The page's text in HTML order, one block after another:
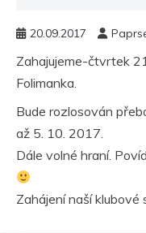
20.09.2017
Zahajujeme-čtvrtek
Folimanka.
Bude rozlosován
až 5. 10. 2017.
Dále volné hraní.
Zahájení naší klubové